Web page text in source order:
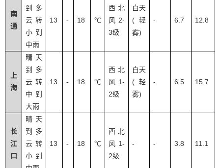
南
通
到多
云转
小到
中雨
13 - 18 ℃
西北
风 2-
3级
白天
( 轻
雾)
- 6.7 12.8
上
海
晴天
到多
云转
中到
大雨
13 - 18 ℃
西北
风 1-
2级
白天
( 轻
雾)
- 6.5 15.7
长
江
口
晴天
到多
云转
小到
13 - 18 ℃
西北
风 1-
2级
- - 3.8 11.1